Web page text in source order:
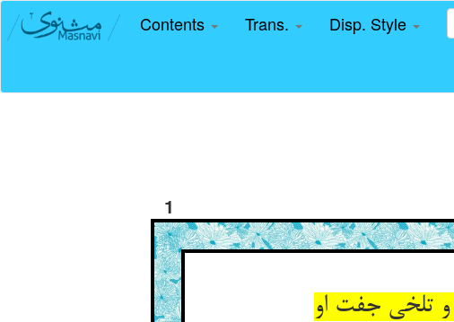
Contents Trans. Disp. Style
1
تلخی جفت او